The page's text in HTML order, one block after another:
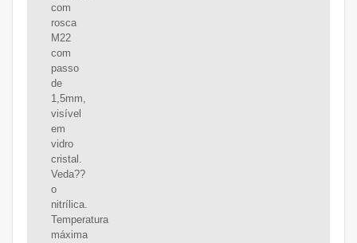
com
rosca
M22
com
passo
de
1,5mm,
visível
em
vidro
cristal.
Veda??
o
nitrílica.
Temperatura
máxima